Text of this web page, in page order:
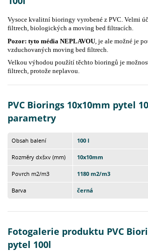
Vysoce kvalitní bioringy vyrobené z PVC. Velmi
filtrech, biologických a moving bed filtracích.
Pozor: tyto média NEPLAVOU , je ale možné je
vzduchovaných moving bed filtrech.
Velkou výhodou použítí těchto bioringů je
filtrech, protože neplavou.
PVC Biorings 10x10mm pytel
parametry
Obsah balení 100 l
Rozměry dxšxv (mm) 10x10mm
Povrch m2/m3 1180 m2/m3
Barva černá
Fotogalerie produktu PVC
pytel 100l